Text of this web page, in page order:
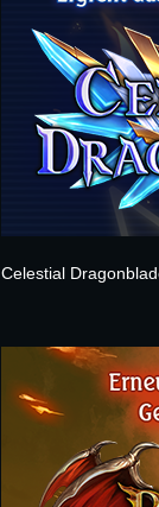
Celestial